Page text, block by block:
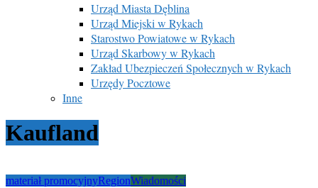
Urząd Miasta Dęblina
Urząd Miejski w Rykach
Starostwo Powiatowe w Rykach
Urząd Skarbowy w Rykach
Zakład Ubezpieczeń Społecznych w Rykach
Urzędy Pocztowe
Inne
Kaufland
materiał promocyjnyRegionWiadomości